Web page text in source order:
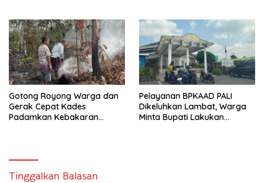
Kerok
Melalui Reses Ke-2 Tahun
2026
Gotong Royong Warga dan
Gerak Cepat Kades
Padamkan Kebakaran
Pelayanan BPKAAD PALI
Dikeluhkan Lambat, Warga
Minta Bupati Lakukan
Tinggalkan Balasan